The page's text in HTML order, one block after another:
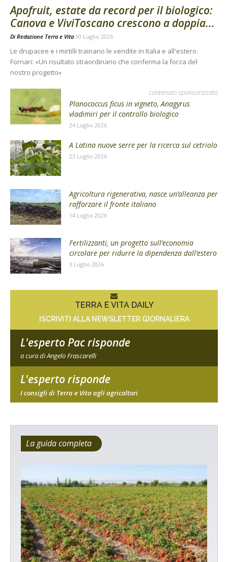
Apofruit, estate da record per il biologico:
Canova e ViviToscano crescono a doppia...
Di Redazione Terra e Vita 30 Luglio 2026
Le drupacee e i mirtilli trainano le vendite in Italia e all'estero.
Fornari: «Un risultato straordinario che conferma la forza del
nostro progetto»
contenuto sponsorizzato
Planococcus ficus in vigneto, Anagyrus
vladimiri per il controllo biologico
24 Luglio 2026
A Latina nuove serre per la ricerca sul cetriolo
23 Luglio 2026
Agricoltura rigenerativa, nasce un’alleanza per
rafforzare il fronte italiano
14 Luglio 2026
Fertilizzanti, un progetto sull’economia
circolare per ridurre la dipendenza dall’estero
3 Luglio 2026
TERRA E VITA DAILY
ISCRIVITI ALLA NEWSLETTER GIORNALIERA
L'esperto Pac risponde
a cura di Angelo Frascarelli
L'esperto risponde
I consigli di Terra e Vita agli agricoltori
La guida completa